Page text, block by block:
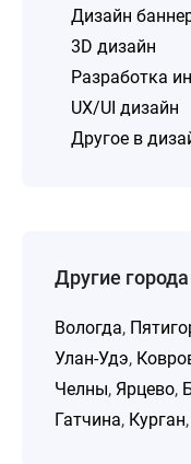
Дизайн
3D дизайн
Разработка
UX/UI дизайн
Другое в
Другие города
Вологда,
Улан-Удэ,
Челны, Ярцево,
Гатчина, Курган,